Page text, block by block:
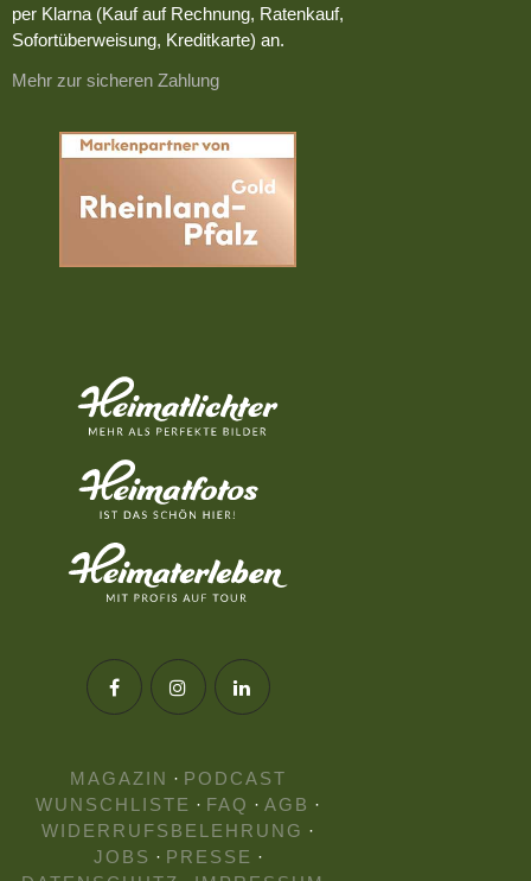
per Klarna (Kauf auf Rechnung, Ratenkauf,
Sofortüberweisung, Kreditkarte) an.
Mehr zur sicheren Zahlung
MAGAZIN · PODCAST
WUNSCHLISTE · FAQ · AGB ·
WIDERRUFSBELEHRUNG ·
JOBS · PRESSE ·